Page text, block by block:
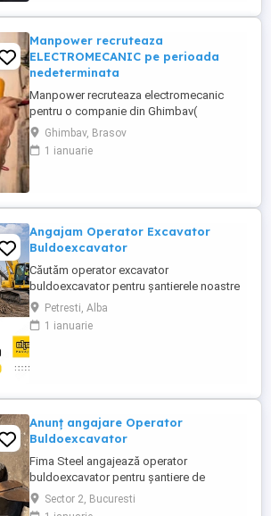
reparatii mecanice ...
Manpower recruteaza
ELECTROMECANIC pe perioada
nedeterminata
Manpower recruteaza electromecanic
pentru o companie din Ghimbav(
producatoare de carton ondulat)-
responsabil cu întreținerea și repararea
instalațiilor și utilajelor industriale care
principale: - monitorizeaza și execută ...
Ghimbav, Brasov
1 ianuarie
Angajam Operator Excavator
Buldoexcavator
Căutăm operator excavator
buldoexcavator pentru șantierele noastre
din judetul Alba. Cerințe: Atestat
profesional pentru excavator și sau
buldoexcavator Experiență anterioară pe
Permis ...
Petresti, Alba
1 ianuarie
Anunț angajare Operator
Buldoexcavator
Fima Steel angajează operator
buldoexcavator pentru șantiere de
construcții civile și industriale. Cerințe:
Atestat certificat de operator
Sector 2, Bucuresti